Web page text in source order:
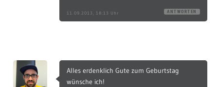
11.09.2013, 18:13 Uhr ANTWORTEN
Alles erdenklich Gute zum Geburtstag
wünsche ich!